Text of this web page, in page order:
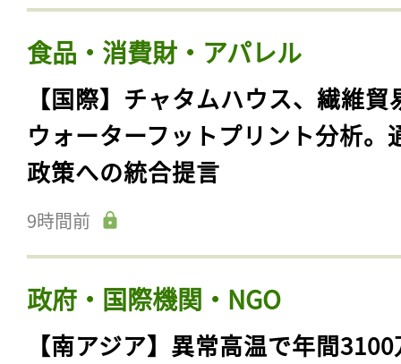
食品・消費財・アパレル
【国際】チャタムハウス、繊維貿
ウォーターフットプリント分析。
政策への統合提言
9時間前
政府・国際機関・NGO
【南アジア】異常高温で年間